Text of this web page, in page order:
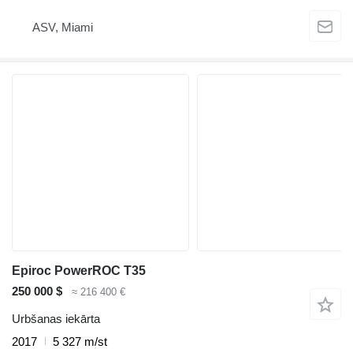
ASV, Miami
Epiroc PowerROC T35
250 000 $
≈ 216 400 €
Urbšanas iekārta
2017
5 327 m/st